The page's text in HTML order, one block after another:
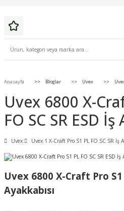
Anasayfa Bloglar Uvex
Uvex 6800 X-
FO SC SR ESD İş
Uvex Uvex 1 X-Craft Pro S1 PL FO SC SR İş
Uvex 6800 X-Craft Pro S1
Ayakkabısı